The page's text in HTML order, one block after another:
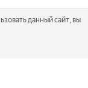
данный сайт, вы